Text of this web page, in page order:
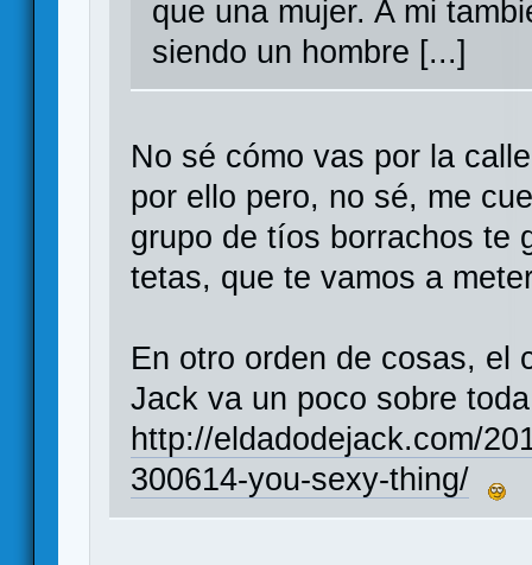
que una mujer. A mi
siendo un hombre [...]
No sé cómo vas por la
por ello pero, no sé, me
grupo de tíos borrachos te
tetas, que te vamos a
En otro orden de cosas, el
Jack va un poco sobre
http://eldadodejack.com/
300614-you-sexy-thing/